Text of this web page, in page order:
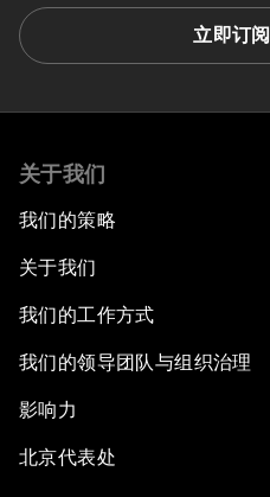
立即订阅
关于我们
我们的策略
关于我们
我们的工作方式
我们的领导团队与组织治理
影响力
北京代表处